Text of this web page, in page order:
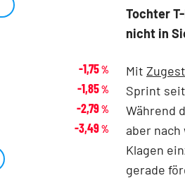
Tochter
nicht in
Mit
Sprint
Während
aber
Klagen
gerade
-1,75%
-1,85%
-2,79%
-3,49%